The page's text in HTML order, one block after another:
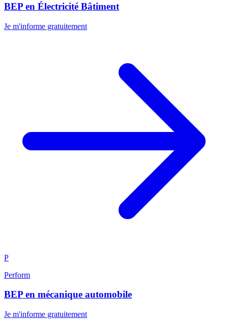
BEP en Électricité Bâtiment
Je m'informe gratuitement
P
Perform
BEP en mécanique automobile
Je m'informe gratuitement